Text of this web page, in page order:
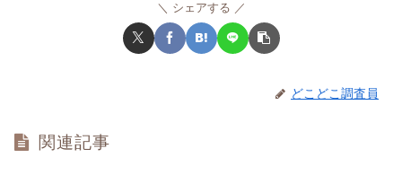
シェアする
どこどこ調査員
関連記事